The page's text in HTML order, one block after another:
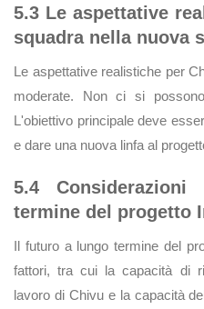
5.3 Le aspettative
squadra nella nuova
Le aspettative realistiche per
moderate. Non ci si
L'obiettivo principale deve
e dare una nuova linfa al
5.4
termine del progetto
Il futuro a lungo termine del
fattori, tra cui la capacità di
lavoro di Chivu e la capacità